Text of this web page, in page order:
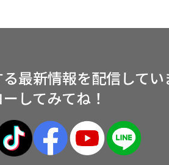
最新情報を配信してい
してみてね！